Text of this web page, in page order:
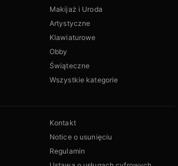
Makijaż i Uroda
Artystyczne
Klawiaturowe
Obby
Świąteczne
Wszystkie kategorie
Kontakt
Notice o usunięciu
Regulamin